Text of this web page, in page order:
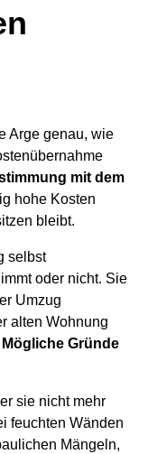
Arge genau, wie
mit dem
hohe Kosten
bleibt.
selbst
oder nicht. Sie
Umzug
alten Wohnung
Mögliche Gründe
sie nicht mehr
feuchten Wänden
Mängeln,